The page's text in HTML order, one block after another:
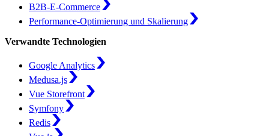
B2B-E-Commerce
Performance-Optimierung und Skalierung
Verwandte Technologien
Google Analytics
Medusa.js
Vue Storefront
Symfony
Redis